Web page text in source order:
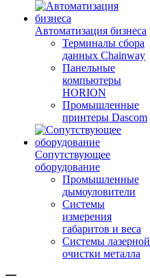
Автоматизация бизнеса
Терминалы сбора
данных Chainway
Панельные
компьютеры
HORION
Промышленные
принтеры Dascom
Сопутствующее
оборудование
Промышленные
дымоуловители
Системы
измерения
габаритов и веса
Системы лазерной
очистки металла